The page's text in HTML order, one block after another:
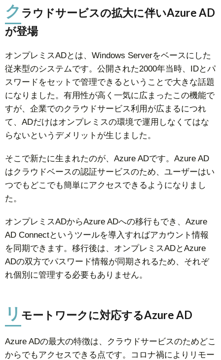
ク ラウドサービスの拡大に伴いAzure AD
が登場
オンプレミスADとは、Windows Serverをベースにした
従来型のシステムです。公開された2000年当時、IDとパ
スワードをセットで管理できるということで大きな話題
になりました。有用性が高く一気に広まったこの機能で
すが、企業でのクラウドサービス利用が広まるにつれ
て、ADだけはオンプレミスの環境で運用しなくてはな
らないというデメリットが生じました。
そこで新たに生まれたのが、Azure ADです。Azure AD
はクラウドベースの認証サービスのため、ユーザーはい
つでもどこでも簡単にアクセスできるようになりまし
た。
オンプレミスADからAzure ADへの移行もでき、Azure
AD Connectというツールを導入すればアカウント情報
を同期できます。移行後は、オンプレミスADとAzure
ADの双方でパスワード情報が同期されるため、それぞ
れ個別に管理する必要もありません。
リ モートワークに対応するAzure AD
Azure ADの最大の特徴は、クラウドサービスのためどこ
からでもアクセスできる点です。コロナ禍によりリモー